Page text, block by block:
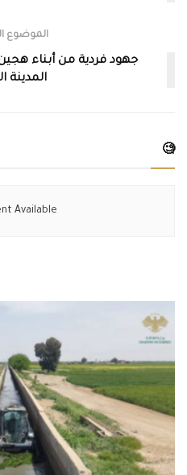
الموضوع
جهود فردية من أبناء
المدينة
🧐
Available